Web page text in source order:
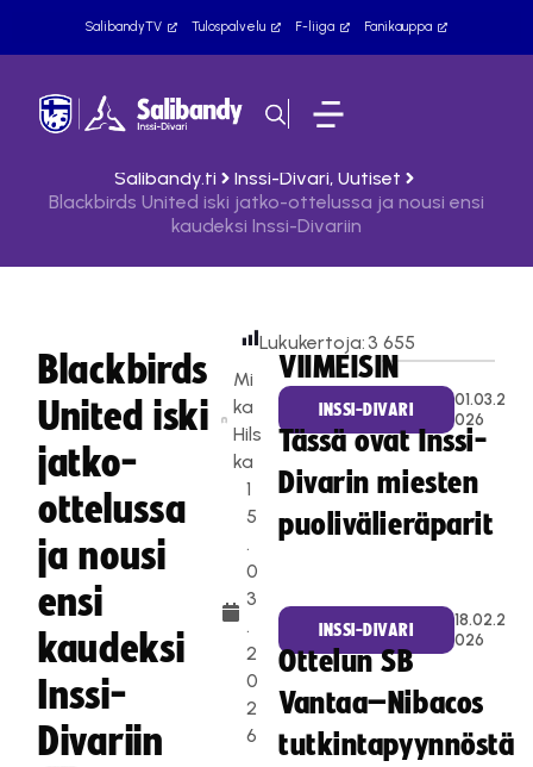
SalibandyTV Tulospalvelu F-liiga Fanikauppa
Salibandy.fi Inssi-Divari, Uutiset
Blackbirds United iski jatko-ottelussa ja nousi ensi
kaudeksi Inssi-Divariin
Blackbirds
United iski
jatko-
ottelussa
ja nousi
ensi
kaudeksi
Inssi-
Divariin
Mi
ka
Hils
ka
1
5
.
0
3
.
2
0
2
6
Lukukertoja: 3 655
VIIMEISIN
INSSI-DIVARI
01.03.2
026
Tässä ovat Inssi-
Divarin miesten
puolivälieräparit
INSSI-DIVARI
18.02.2
026
Ottelun SB
Vantaa–Nibacos
tutkintapyynnöstä